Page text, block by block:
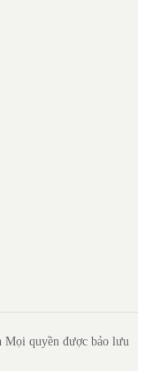
Mọi quyền được bảo lưu